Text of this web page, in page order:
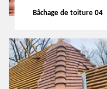
Bâchage de toiture 04